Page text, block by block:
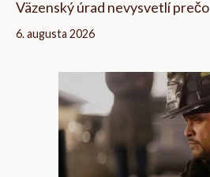
Väzenský úrad nevysvetlí prečo
6. augusta 2026